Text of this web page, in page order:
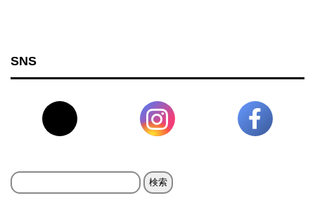
SNS
検